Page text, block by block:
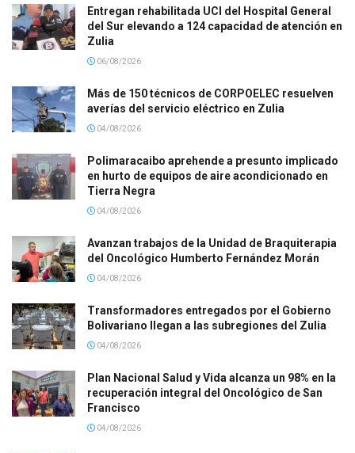
Entregan rehabilitada UCI del Hospital General
del Sur elevando a 124 capacidad de atención en
Zulia
06/08/2026
Más de 150 técnicos de CORPOELEC resuelven
averías del servicio eléctrico en Zulia
04/08/2026
Polimaracaibo aprehende a presunto implicado
en hurto de equipos de aire acondicionado en
Tierra Negra
04/08/2026
Avanzan trabajos de la Unidad de Braquiterapia
del Oncológico Humberto Fernández Morán
04/08/2026
Transformadores entregados por el Gobierno
Bolivariano llegan a las subregiones del Zulia
04/08/2026
Plan Nacional Salud y Vida alcanza un 98% en la
recuperación integral del Oncológico de San
Francisco
04/08/2026